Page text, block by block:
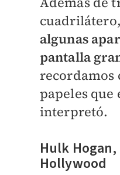
cuadrilátero,
algunas
pantalla
recordamos
papeles
interpretó.
Hulk
Hollywood